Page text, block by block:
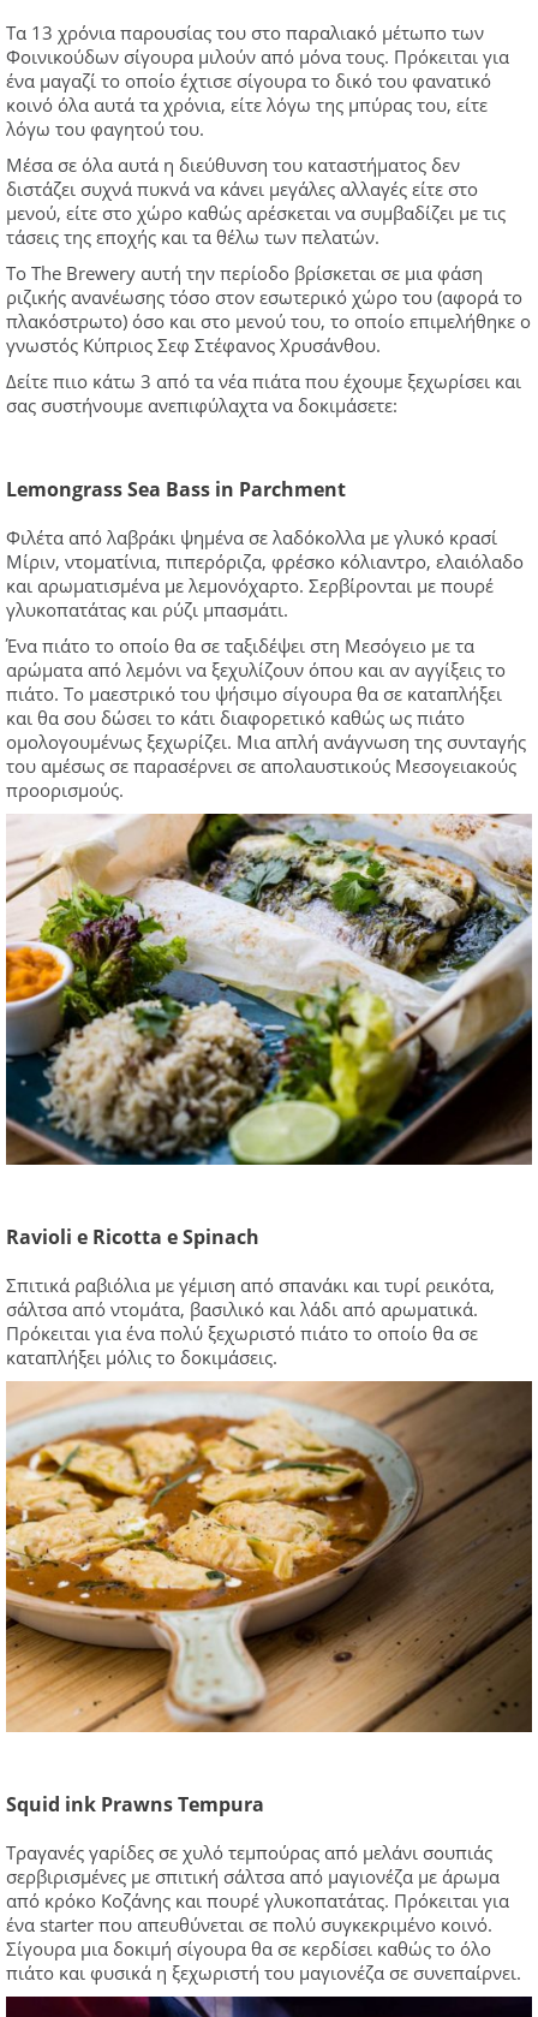
Τα 13 χρόνια παρουσίας του στο παραλιακό μέτωπο των
Φοινικούδων σίγουρα μιλούν από μόνα τους. Πρόκειται για
ένα μαγαζί το οποίο έχτισε σίγουρα το δικό του φανατικό
κοινό όλα αυτά τα χρόνια, είτε λόγω της μπύρας του, είτε
λόγω του φαγητού του.
Μέσα σε όλα αυτά η διεύθυνση του καταστήματος δεν
διστάζει συχνά πυκνά να κάνει μεγάλες αλλαγές είτε στο
μενού, είτε στο χώρο καθώς αρέσκεται να συμβαδίζει με τις
τάσεις της εποχής και τα θέλω των πελατών.
Το The Brewery αυτή την περίοδο βρίσκεται σε μια φάση
ριζικής ανανέωσης τόσο στον εσωτερικό χώρο του (αφορά το
πλακόστρωτο) όσο και στο μενού του, το οποίο επιμελήθηκε ο
γνωστός Κύπριος Σεφ Στέφανος Χρυσάνθου.
Δείτε πιιο κάτω 3 από τα νέα πιάτα που έχουμε ξεχωρίσει και
σας συστήνουμε ανεπιφύλαχτα να δοκιμάσετε:
Lemongrass Sea Bass in Parchment
Φιλέτα από λαβράκι ψημένα σε λαδόκολλα με γλυκό κρασί
Μίριν, ντοματίνια, πιπερόριζα, φρέσκο κόλιαντρο, ελαιόλαδο
και αρωματισμένα με λεμονόχαρτο. Σερβίρονται με πουρέ
γλυκοπατάτας και ρύζι μπασμάτι.
Ένα πιάτο το οποίο θα σε ταξιδέψει στη Μεσόγειο με τα
αρώματα από λεμόνι να ξεχυλίζουν όπου και αν αγγίξεις το
πιάτο. Το μαεστρικό του ψήσιμο σίγουρα θα σε καταπλήξει
και θα σου δώσει το κάτι διαφορετικό καθώς ως πιάτο
ομολογουμένως ξεχωρίζει. Μια απλή ανάγνωση της συνταγής
του αμέσως σε παρασέρνει σε απολαυστικούς Μεσογειακούς
προορισμούς.
Ravioli e Ricotta e Spinach
Σπιτικά ραβιόλια με γέμιση από σπανάκι και τυρί ρεικότα,
σάλτσα από ντομάτα, βασιλικό και λάδι από αρωματικά.
Πρόκειται για ένα πολύ ξεχωριστό πιάτο το οποίο θα σε
καταπλήξει μόλις το δοκιμάσεις.
Squid ink Prawns Tempura
Tραγανές γαρίδες σε χυλό τεμπούρας από μελάνι σουπιάς
σερβιρισμένες με σπιτική σάλτσα από μαγιονέζα με άρωμα
από κρόκο Κοζάνης και πουρέ γλυκοπατάτας. Πρόκειται για
ένα starter που απευθύνεται σε πολύ συγκεκριμένο κοινό.
Σίγουρα μια δοκιμή σίγουρα θα σε κερδίσει καθώς το όλο
πιάτο και φυσικά η ξεχωριστή του μαγιονέζα σε συνεπαίρνει.